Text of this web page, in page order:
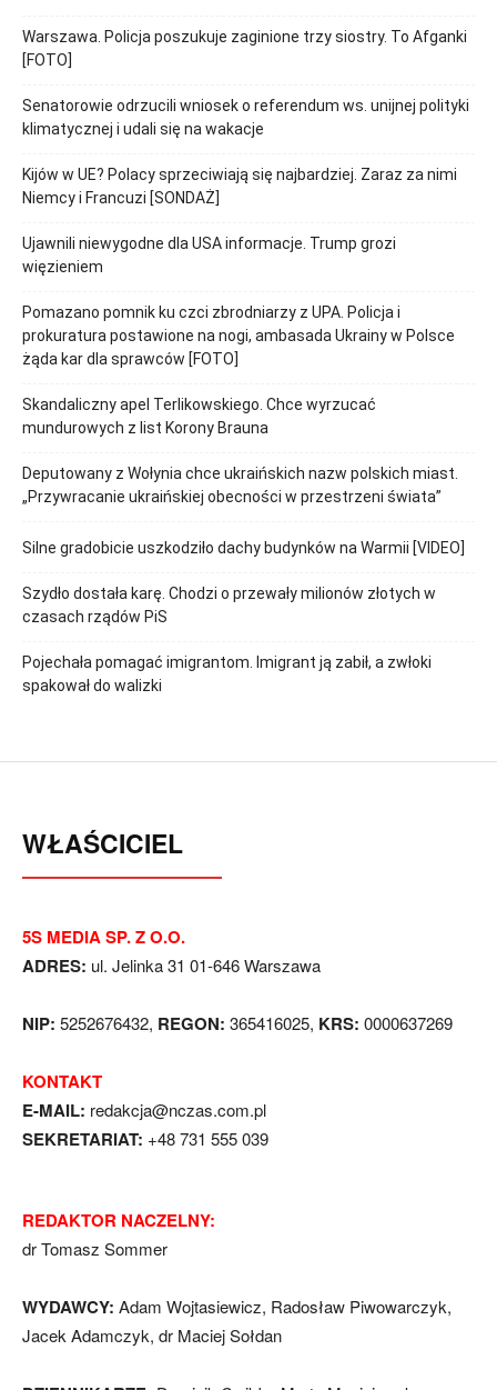
Warszawa. Policja poszukuje zaginione trzy siostry. To Afganki
[FOTO]
Senatorowie odrzucili wniosek o referendum ws. unijnej polityki
klimatycznej i udali się na wakacje
Kijów w UE? Polacy sprzeciwiają się najbardziej. Zaraz za nimi
Niemcy i Francuzi [SONDAŻ]
Ujawnili niewygodne dla USA informacje. Trump grozi
więzieniem
Pomazano pomnik ku czci zbrodniarzy z UPA. Policja i
prokuratura postawione na nogi, ambasada Ukrainy w Polsce
żąda kar dla sprawców [FOTO]
Skandaliczny apel Terlikowskiego. Chce wyrzucać
mundurowych z list Korony Brauna
Deputowany z Wołynia chce ukraińskich nazw polskich miast.
„Przywracanie ukraińskiej obecności w przestrzeni świata”
Silne gradobicie uszkodziło dachy budynków na Warmii [VIDEO]
Szydło dostała karę. Chodzi o przewały milionów złotych w
czasach rządów PiS
Pojechała pomagać imigrantom. Imigrant ją zabił, a zwłoki
spakował do walizki
WŁAŚCICIEL
5S MEDIA SP. Z O.O.
ADRES: ul. Jelinka 31 01-646 Warszawa
NIP: 5252676432, REGON: 365416025, KRS: 0000637269
KONTAKT
E-MAIL: redakcja@nczas.com.pl
SEKRETARIAT: +48 731 555 039
REDAKTOR NACZELNY:
dr Tomasz Sommer
WYDAWCY: Adam Wojtasiewicz, Radosław Piwowarczyk,
Jacek Adamczyk, dr Maciej Sołdan